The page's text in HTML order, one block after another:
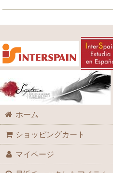
ホーム
ショッピングカート
マイページ